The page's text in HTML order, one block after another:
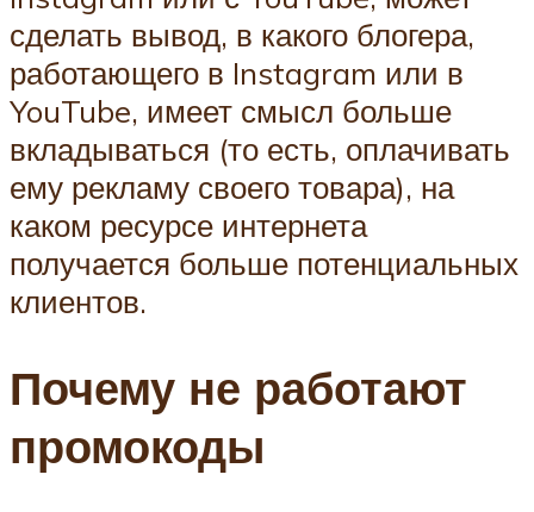
сделать вывод, в какого блогера,
работающего в Instagram или в
YouTube, имеет смысл больше
вкладываться (то есть, оплачивать
ему рекламу своего товара), на
каком ресурсе интернета
получается больше потенциальных
клиентов.
Почему не работают
промокоды